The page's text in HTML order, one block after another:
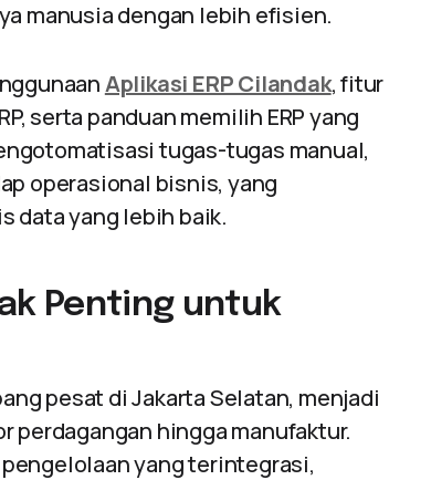
manusia dengan lebih efisien.
Aplikasi ERP Cilandak, fitur
serta panduan memilih ERP yang
tugas-tugas manual,
operasional bisnis, yang
data yang lebih baik.
Penting untuk
pesat di Jakarta Selatan, menjadi
perdagangan hingga manufaktur.
yang terintegrasi,